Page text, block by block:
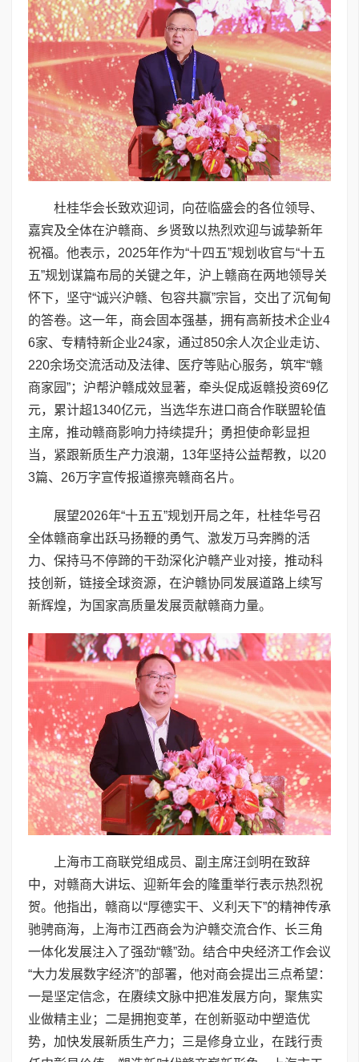
杜桂华会长致欢迎词，向莅临盛会的各位领导、
嘉宾及全体在沪赣商、乡贤致以热烈欢迎与诚挚新年
祝福。他表示，2025年作为“十四五”规划收官与“十五
五”规划谋篇布局的关键之年，沪上赣商在两地领导关
怀下，坚守“诚兴沪赣、包容共赢”宗旨，交出了沉甸甸
的答卷。这一年，商会固本强基，拥有高新技术企业4
6家、专精特新企业24家，通过850余人次企业走访、
220余场交流活动及法律、医疗等贴心服务，筑牢“赣
商家园”；沪帮沪赣成效显著，牵头促成返赣投资69亿
元，累计超1340亿元，当选华东进口商合作联盟轮值
主席，推动赣商影响力持续提升；勇担使命彰显担
当，紧跟新质生产力浪潮，13年坚持公益帮教，以20
3篇、26万字宣传报道擦亮赣商名片。
展望2026年“十五五”规划开局之年，杜桂华号召
全体赣商拿出跃马扬鞭的勇气、激发万马奔腾的活
力、保持马不停蹄的干劲深化沪赣产业对接，推动科
技创新，链接全球资源，在沪赣协同发展道路上续写
新辉煌，为国家高质量发展贡献赣商力量。
上海市工商联党组成员、副主席汪剑明在致辞
中，对赣商大讲坛、迎新年会的隆重举行表示热烈祝
贺。他指出，赣商以“厚德实干、义利天下”的精神传承
驰骋商海，上海市江西商会为沪赣交流合作、长三角
一体化发展注入了强劲“赣”劲。结合中央经济工作会议
“大力发展数字经济”的部署，他对商会提出三点希望：
一是坚定信念，在赓续文脉中把准发展方向，聚焦实
业做精主业；二是拥抱变革，在创新驱动中塑造优
势，加快发展新质生产力；三是修身立业，在践行责